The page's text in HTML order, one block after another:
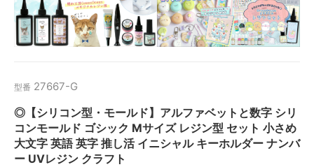
型番 27667-G
◎【シリコン型・モールド】アルファベットと数字 シリ
コンモールド ゴシック Mサイズ レジン型 セット 小さめ
大文字 英語 英字 推し活 イニシャル キーホルダー ナンバ
ー UVレジン クラフト